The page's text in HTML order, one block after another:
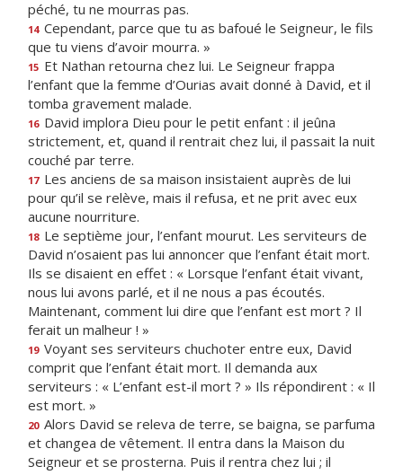
péché, tu ne mourras pas.
14 Cependant, parce que tu as bafoué le Seigneur, le fils
que tu viens d’avoir mourra. »
15 Et Nathan retourna chez lui. Le Seigneur frappa
l’enfant que la femme d’Ourias avait donné à David, et il
tomba gravement malade.
16 David implora Dieu pour le petit enfant : il jeûna
strictement, et, quand il rentrait chez lui, il passait la nuit
couché par terre.
17 Les anciens de sa maison insistaient auprès de lui
pour qu’il se relève, mais il refusa, et ne prit avec eux
aucune nourriture.
18 Le septième jour, l’enfant mourut. Les serviteurs de
David n’osaient pas lui annoncer que l’enfant était mort.
Ils se disaient en effet : « Lorsque l’enfant était vivant,
nous lui avons parlé, et il ne nous a pas écoutés.
Maintenant, comment lui dire que l’enfant est mort ? Il
ferait un malheur ! »
19 Voyant ses serviteurs chuchoter entre eux, David
comprit que l’enfant était mort. Il demanda aux
serviteurs : « L’enfant est-il mort ? » Ils répondirent : « Il
est mort. »
20 Alors David se releva de terre, se baigna, se parfuma
et changea de vêtement. Il entra dans la Maison du
Seigneur et se prosterna. Puis il rentra chez lui ; il